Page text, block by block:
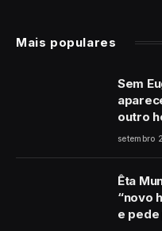
Mais populares
Sem
outro
setembro
Êta
“novo
e pede